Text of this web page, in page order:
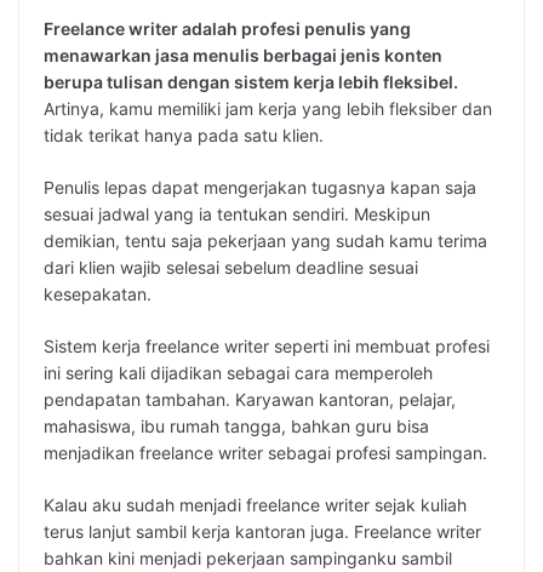
Freelance writer adalah profesi penulis yang
menawarkan jasa menulis berbagai jenis konten
berupa tulisan dengan sistem kerja lebih fleksibel.
Artinya, kamu memiliki jam kerja yang lebih fleksiber dan
tidak terikat hanya pada satu klien.
Penulis lepas dapat mengerjakan tugasnya kapan saja
sesuai jadwal yang ia tentukan sendiri. Meskipun
demikian, tentu saja pekerjaan yang sudah kamu terima
dari klien wajib selesai sebelum deadline sesuai
kesepakatan.
Sistem kerja freelance writer seperti ini membuat profesi
ini sering kali dijadikan sebagai cara memperoleh
pendapatan tambahan. Karyawan kantoran, pelajar,
mahasiswa, ibu rumah tangga, bahkan guru bisa
menjadikan freelance writer sebagai profesi sampingan.
Kalau aku sudah menjadi freelance writer sejak kuliah
terus lanjut sambil kerja kantoran juga. Freelance writer
bahkan kini menjadi pekerjaan sampinganku sambil